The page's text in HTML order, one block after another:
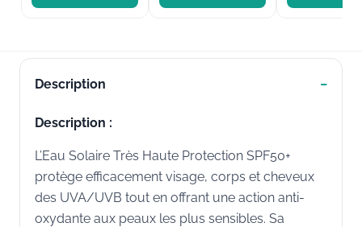
Description
Description :
L’Eau Solaire Très Haute Protection SPF50+
protège efficacement visage, corps et cheveux
des UVA/UVB tout en offrant une action anti-
oxydante aux peaux les plus sensibles. Sa